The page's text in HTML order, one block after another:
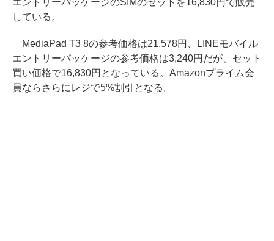
している。
MediaPad T3 8の参考価格は21,578円、LINEモバイル
エントリーパッケージの参考価格は3,240円だが、セット
買い価格で16,830円となっている。Amazonプライム会
員ならさらにレジで5%割引となる。